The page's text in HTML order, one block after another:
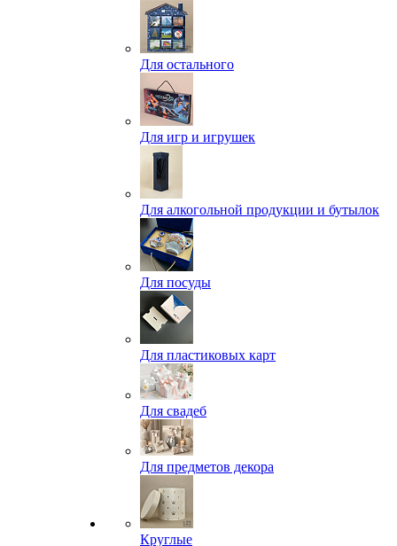
Для остального
Для игр и игрушек
Для алкогольной продукции и бутылок
Для посуды
Для пластиковых карт
Для свадеб
Для предметов декора
Круглые